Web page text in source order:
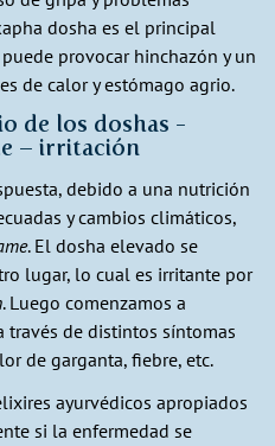
dosha es el principal
provocar hinchazón y un
de calor y estómago agrio.
de los doshas -
– irritación
debido a una nutrición
y cambios climáticos,
. El dosha elevado se
lugar, lo cual es irritante por
. Luego comenzamos a
través de distintos síntomas
de garganta, fiebre, etc.
ayurvédicos apropiados
si la enfermedad se